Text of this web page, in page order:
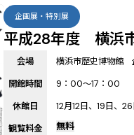
平成28年度 横浜
企画展・特別展
会場
横浜市歴史博物館
開館時間
9：00～17：00
休館日
12月12日、19日、
観覧料金
無料